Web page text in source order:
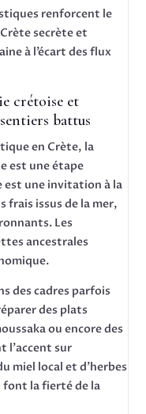
renforcent le
secrète et
à l’écart des flux
crétoise et
battus
en Crète, la
est une étape
est une invitation à la
issus de la mer,
Les
ancestrales
des cadres parfois
des plats
ou encore des
l’accent sur
miel local et d’herbes
font la fierté de la